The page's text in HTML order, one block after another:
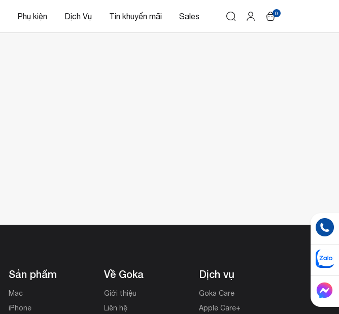
Phụ kiện Dịch Vụ Tin khuyến mãi Sales 0
Sản phẩm
Mac
iPhone
Về Goka
Giới thiệu
Liên hệ
Dịch vụ
Goka Care
Apple Care+